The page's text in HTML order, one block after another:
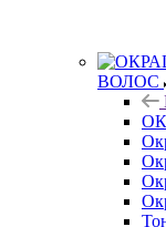
ВОЛОС